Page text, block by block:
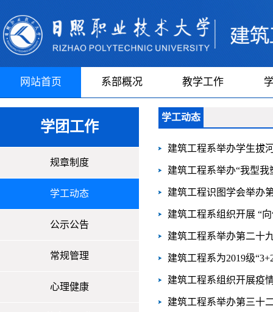
网站首页 系部概况 教学工作
学团工作
规章制度
学工动态
公示公告
常规管理
心理健康
学工动态
建筑工程系举办学生拔
建筑工程系举办“我型我
建筑工程识图学会举办
建筑工程系组织开展 “
建筑工程系举办第二十
建筑工程系为2019级
建筑工程系组织开展疫
建筑工程系举办第三十